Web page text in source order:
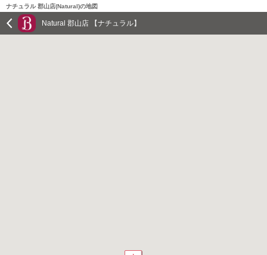
ナチュラル 郡山店(Natural)の地図
Natural 郡山店 【ナチュラル】